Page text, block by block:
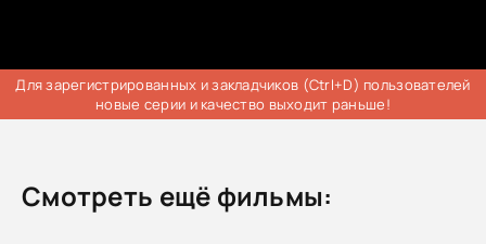
Для зарегистрированных и закладчиков (Ctrl+D) пользователей
новые серии и качество выходит раньше!
Смотреть ещё фильмы: